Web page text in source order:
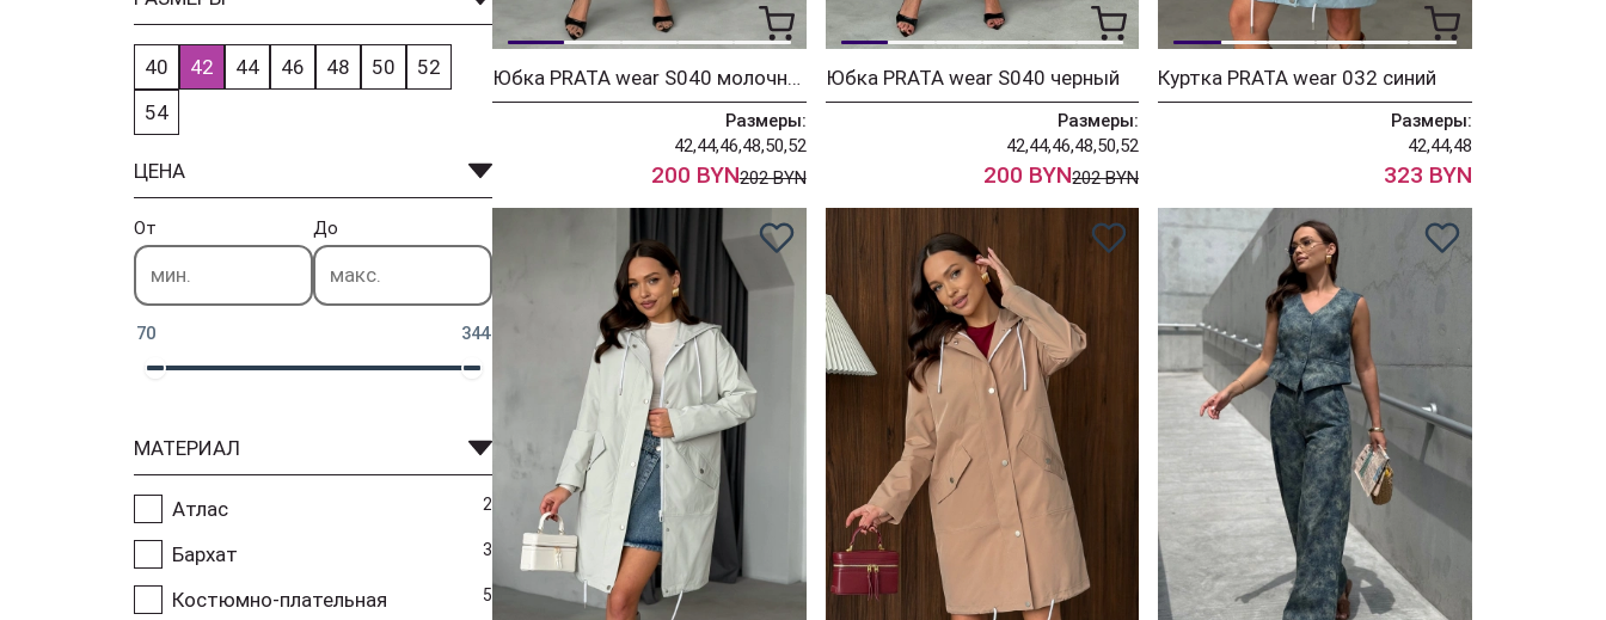
40 42 44 46 48 50
52
54
ЦЕНА
От До
70 344
МАТЕРИАЛ
Атлас 2
Бархат 3
Костюмно-плательная 5
Юбка PRATA wear S040 молочный
Размеры:
42,44,46,48,50,52
200 BYN202 BYN
Юбка PRATA wear S040 черный
Размеры:
42,44,46,48,50,52
200 BYN202 BYN
Куртка PRATA wear 032 синий
Размеры:
42,44,48
323 BYN